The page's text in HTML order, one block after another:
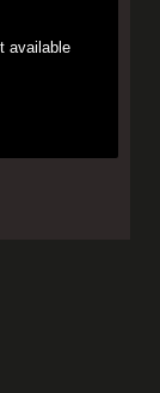
available